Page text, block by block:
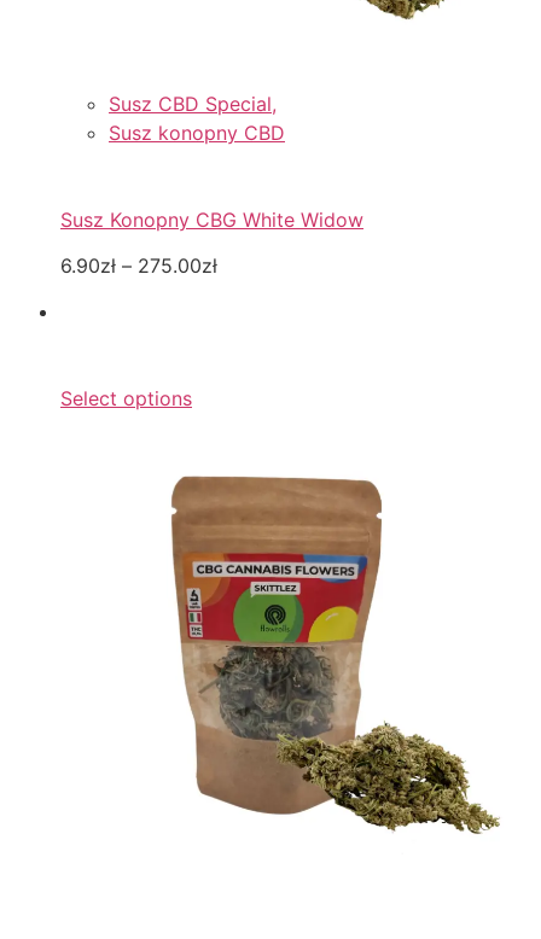
Susz CBD Special,
Susz konopny CBD
Susz Konopny CBG White Widow
6.90zł – 275.00zł
Select options